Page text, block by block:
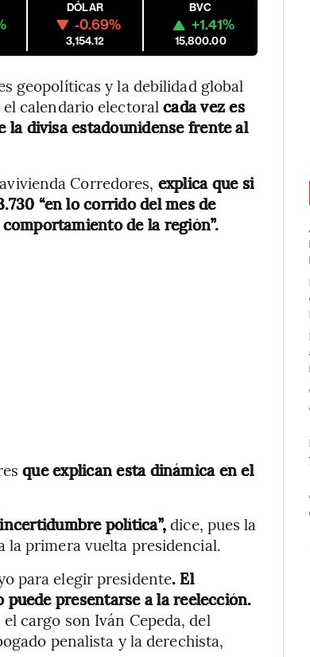
DÓLAR
-0.69%
3,154.12
BVC
+1.41%
15,800.00
geopolíticas y la debilidad global
el calendario electoralcada vez es
la divisa estadounidense frente al
Corredores, explica que si
“en lo corrido del mes de
de la región”.
que explican esta dinámica en el
política”,dice, pues la
la primera vuelta presidencial.
para elegir presidente. El
presentarse a la reelección.
cargo son Iván Cepeda, del
penalista y la derechista,